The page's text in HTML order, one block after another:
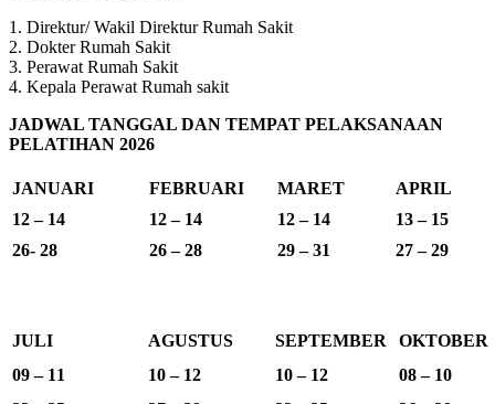
1. Direktur/ Wakil Direktur Rumah Sakit
2. Dokter Rumah Sakit
3. Perawat Rumah Sakit
4. Kepala Perawat Rumah sakit
JADWAL TANGGAL DAN TEMPAT PELAKSANAAN
PELATIHAN 2026
JANUARI FEBRUARI MARET
APRIL
12 – 14
12 – 14 12 – 14
13 – 15
26- 28
26 – 28 29 – 31 27 – 29
JULI AGUSTUS SEPTEMBER
OKTOBER
09 – 11
10 – 12 10 – 12
08 – 10